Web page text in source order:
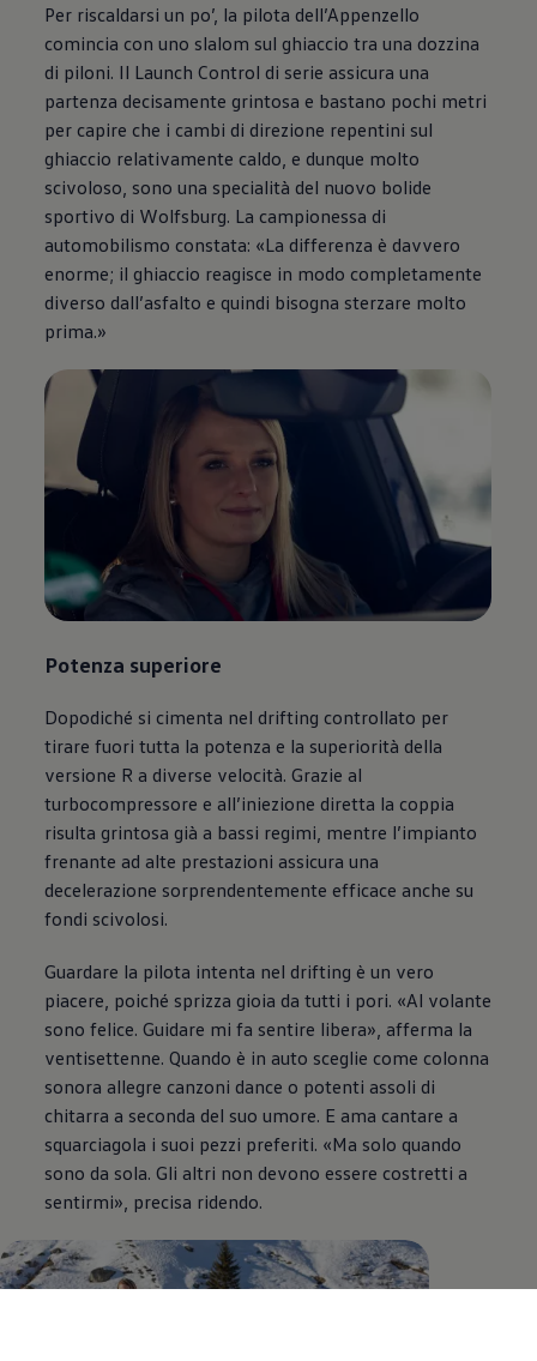
Per riscaldarsi un po’, la pilota dell’Appenzello
comincia con uno slalom sul ghiaccio tra una dozzina
di piloni. Il Launch Control di serie assicura una
partenza decisamente grintosa e bastano pochi metri
per capire che i cambi di direzione repentini sul
ghiaccio relativamente caldo, e dunque molto
scivoloso, sono una specialità del nuovo bolide
sportivo di Wolfsburg. La campionessa di
automobilismo constata: «La differenza è davvero
enorme; il ghiaccio reagisce in modo completamente
diverso dall’asfalto e quindi bisogna sterzare molto
prima.»
Potenza superiore
Dopodiché si cimenta nel drifting controllato per
tirare fuori tutta la potenza e la superiorità della
versione R a diverse velocità. Grazie al
turbocompressore e all’iniezione diretta la coppia
risulta grintosa già a bassi regimi, mentre l’impianto
frenante ad alte prestazioni assicura una
decelerazione sorprendentemente efficace anche su
fondi scivolosi.
Guardare la pilota intenta nel drifting è un vero
piacere, poiché sprizza gioia da tutti i pori. «Al volante
sono felice. Guidare mi fa sentire libera», afferma la
ventisettenne. Quando è in auto sceglie come colonna
sonora allegre canzoni dance o potenti assoli di
chitarra a seconda del suo umore. E ama cantare a
squarciagola i suoi pezzi preferiti. «Ma solo quando
sono da sola. Gli altri non devono essere costretti a
sentirmi», precisa ridendo.